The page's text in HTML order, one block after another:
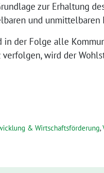
zur Erhaltung
und unmittelbaren
in der Folge alle
wird der
& Wirtschaftsförderung,